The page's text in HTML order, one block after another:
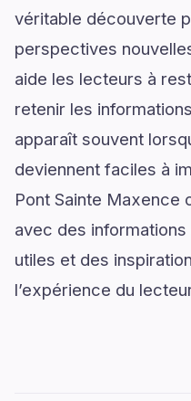
véritable découverte
perspectives
aide les lecteurs à
retenir les
apparaît souvent
deviennent faciles à
Pont Sainte Maxence
avec des
utiles et des
l’expérience du